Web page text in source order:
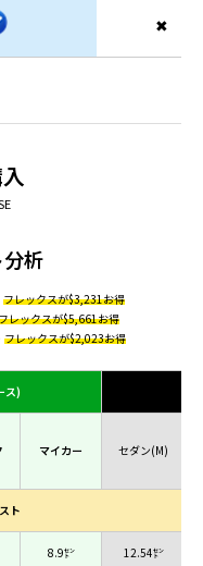
✖
析
フレックスが$3,231お得
レックスが$5,661お得
フレックスが$2,023お得
ス)
マイカー セダン(M)
ト
8.9㌣ 12.54㌣